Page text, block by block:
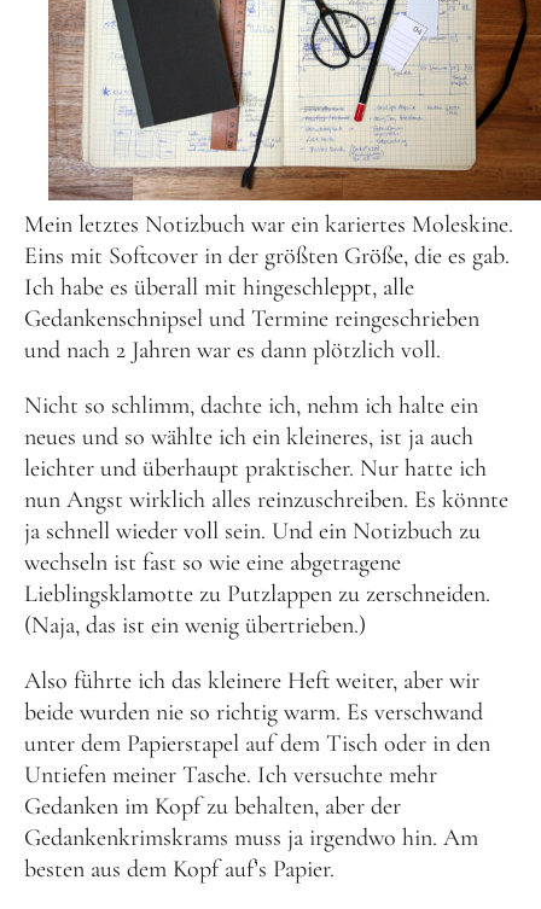
Mein letztes Notizbuch war ein kariertes Moleskine.
Eins mit Softcover in der größten Größe, die es gab.
Ich habe es überall mit hingeschleppt, alle
Gedankenschnipsel und Termine reingeschrieben
und nach 2 Jahren war es dann plötzlich voll.
Nicht so schlimm, dachte ich, nehm ich halte ein
neues und so wählte ich ein kleineres, ist ja auch
leichter und überhaupt praktischer. Nur hatte ich
nun Angst wirklich alles reinzuschreiben. Es könnte
ja schnell wieder voll sein. Und ein Notizbuch zu
wechseln ist fast so wie eine abgetragene
Lieblingsklamotte zu Putzlappen zu zerschneiden.
(Naja, das ist ein wenig übertrieben.)
Also führte ich das kleinere Heft weiter, aber wir
beide wurden nie so richtig warm. Es verschwand
unter dem Papierstapel auf dem Tisch oder in den
Untiefen meiner Tasche. Ich versuchte mehr
Gedanken im Kopf zu behalten, aber der
Gedankenkrimskrams muss ja irgendwo hin. Am
besten aus dem Kopf auf’s Papier.